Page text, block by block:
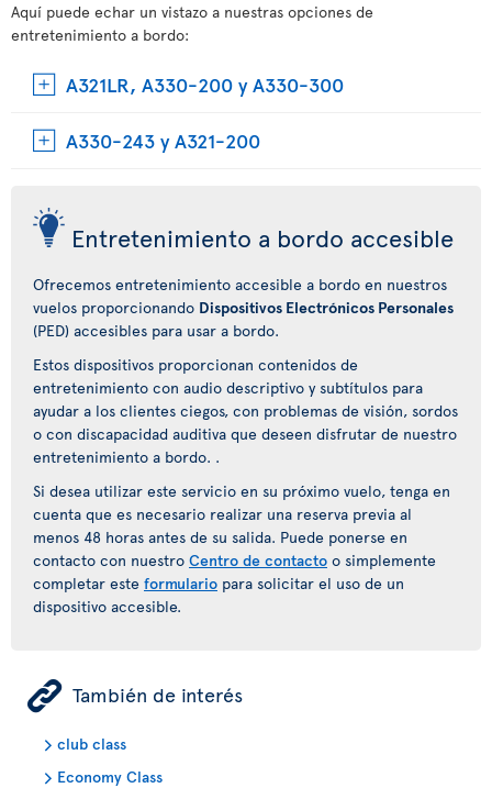
Aquí puede echar un vistazo a nuestras opciones de
entretenimiento a bordo:
A321LR, A330-200 y A330-300
A330-243 y A321-200
Entretenimiento a bordo accesible
Ofrecemos entretenimiento accesible a bordo en nuestros
vuelos proporcionando Dispositivos Electrónicos Personales
(PED) accesibles para usar a bordo.
Estos dispositivos proporcionan contenidos de
entretenimiento con audio descriptivo y subtítulos para
ayudar a los clientes ciegos, con problemas de visión, sordos
o con discapacidad auditiva que deseen disfrutar de nuestro
entretenimiento a bordo. .
Si desea utilizar este servicio en su próximo vuelo, tenga en
cuenta que es necesario realizar una reserva previa al
menos 48 horas antes de su salida. Puede ponerse en
contacto con nuestro Centro de contacto o simplemente
completar este formulario para solicitar el uso de un
dispositivo accesible.
ÿ También de interés
club class
Economy Class